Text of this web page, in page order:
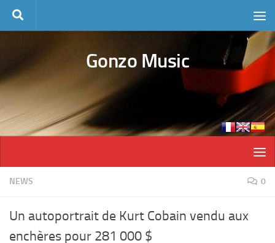
Skip to content
Gonzo Music
NEWS 0
Un autoportrait de Kurt Cobain vendu aux
enchères pour 281 000 $